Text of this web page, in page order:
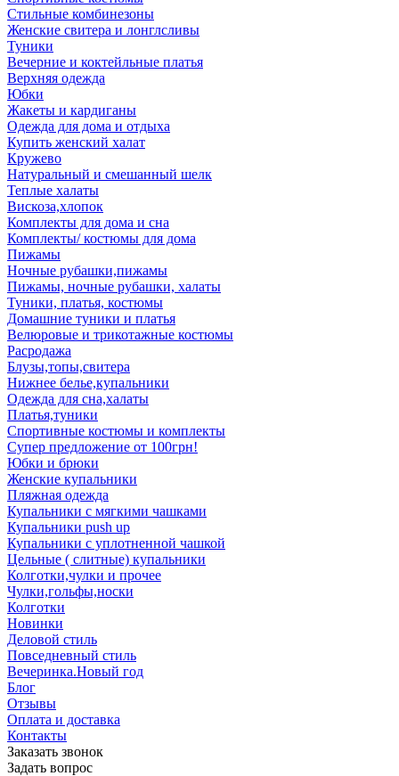
Стильные комбинезоны
Женские свитера и лонглсливы
Туники
Вечерние и коктейльные платья
Верхняя одежда
Юбки
Жакеты и кардиганы
Одежда для дома и отдыха
Купить женский халат
Кружево
Натуральный и смешанный шелк
Теплые халаты
Вискоза,хлопок
Комплекты для дома и сна
Комплекты/ костюмы для дома
Пижамы
Ночные рубашки,пижамы
Пижамы, ночные рубашки, халаты
Туники, платья, костюмы
Домашние туники и платья
Велюровые и трикотажные костюмы
Расродажа
Блузы,топы,свитера
Нижнее белье,купальники
Одежда для сна,халаты
Платья,туники
Спортивные костюмы и комплекты
Супер предложение от 100грн!
Юбки и брюки
Женские купальники
Пляжная одежда
Купальники с мягкими чашками
Купальники push up
Купальники с уплотненной чашкой
Цельные ( слитные) купальники
Колготки,чулки и прочее
Чулки,гольфы,носки
Колготки
Новинки
Деловой стиль
Повседневный стиль
Вечеринка.Новый год
Блог
Отзывы
Оплата и доставка
Контакты
Заказать звонок
Задать вопрос